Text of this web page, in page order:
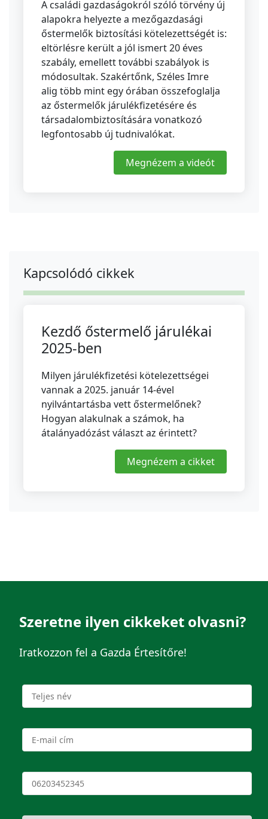
A családi gazdaságokról szóló törvény új
alapokra helyezte a mezőgazdasági
őstermelők biztosítási kötelezettségét is:
eltörlésre került a jól ismert 20 éves
szabály, emellett további szabályok is
módosultak. Szakértőnk, Széles Imre
alig több mint egy órában összefoglalja
az őstermelők járulékfizetésére és
társadalombiztosítására vonatkozó
legfontosabb új tudnivalókat.
Megnézem a videót
Kapcsolódó cikkek
Kezdő őstermelő járulékai
2025-ben
Milyen járulékfizetési kötelezettségei
vannak a 2025. január 14-ével
nyilvántartásba vett őstermelőnek?
Hogyan alakulnak a számok, ha
átalányadózást választ az érintett?
Megnézem a cikket
Szeretne ilyen cikkeket olvasni?
Iratkozzon fel a Gazda Értesítőre!